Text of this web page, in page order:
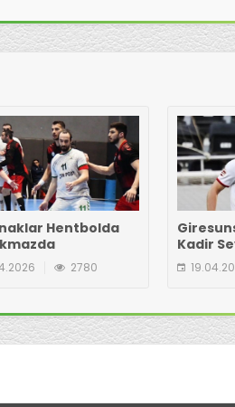
Hentbolda
2780
Kadir